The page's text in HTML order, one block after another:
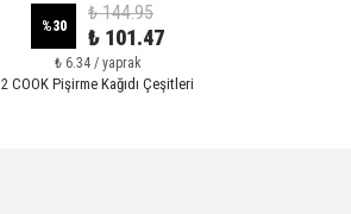
%30
₺ 144.95
₺ 101.47
₺ 6.34 / yaprak
2 COOK Pişirme Kağıdı Çeşitleri